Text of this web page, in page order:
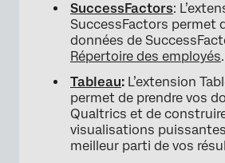
SuccessFactors:
SuccessFactors permet
données de
Répertoire des employés.
Tableau: L’extension
permet de prendre vos
Qualtrics et de
visualisations
meilleur parti de vos